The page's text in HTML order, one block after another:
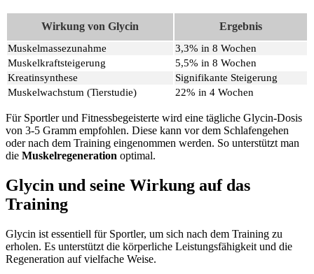
Wirkung von Glycin Ergebnis
Muskelmassezunahme
3,3% in 8 Wochen
Muskelkraftsteigerung
5,5% in 8 Wochen
Kreatinsynthese
Signifikante Steigerung
Muskelwachstum (Tierstudie)
22% in 4 Wochen
Für Sportler und Fitnessbegeisterte wird eine tägliche Glycin-Dosis
von 3-5 Gramm empfohlen. Diese kann vor dem Schlafengehen
oder nach dem Training eingenommen werden. So unterstützt man
die Muskelregeneration optimal.
Glycin und seine Wirkung auf das
Training
Glycin ist essentiell für Sportler, um sich nach dem Training zu
erholen. Es unterstützt die körperliche Leistungsfähigkeit und die
Regeneration auf vielfache Weise.